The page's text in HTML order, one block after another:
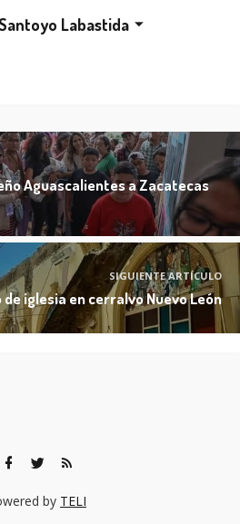
Labastida
Aguascalientes a Zacatecas
SIGUIENTE ARTÍCULO
iglesia en cerralvo Nuevo León
by TELI